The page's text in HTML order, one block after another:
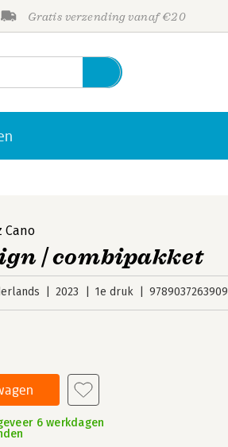
Gratis verzending vanaf €20
Cano
| combipakket
2023 1e druk 9789037263909
6 werkdagen
Personen